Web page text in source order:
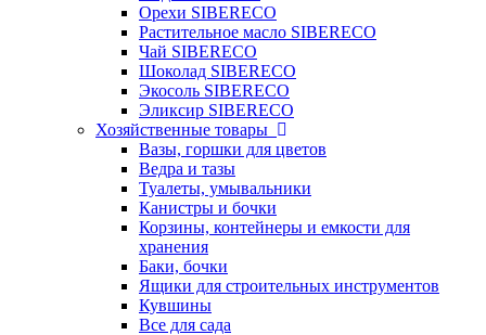
Орехи SIBERECO
Растительное масло SIBERECO
Чай SIBERECO
Шоколад SIBERECO
Экосоль SIBERECO
Эликсир SIBERECO
Хозяйственные товары
Вазы, горшки для цветов
Ведра и тазы
Туалеты, умывальники
Канистры и бочки
Корзины, контейнеры и емкости для
хранения
Баки, бочки
Ящики для строительных инструментов
Кувшины
Все для сада